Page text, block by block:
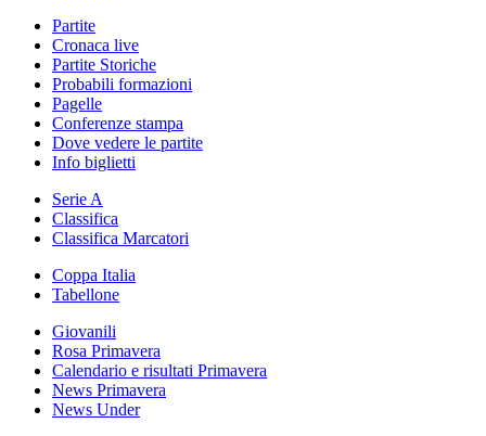
Partite
Cronaca live
Partite Storiche
Probabili formazioni
Pagelle
Conferenze stampa
Dove vedere le partite
Info biglietti
Serie A
Classifica
Classifica Marcatori
Coppa Italia
Tabellone
Giovanili
Rosa Primavera
Calendario e risultati Primavera
News Primavera
News Under